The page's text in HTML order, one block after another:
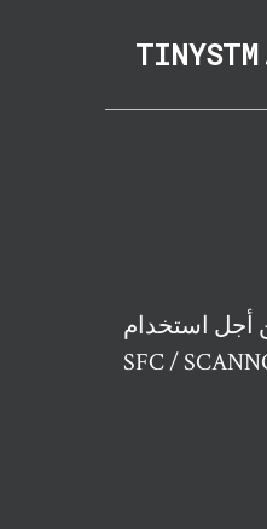
أجل استخدام
SFC /